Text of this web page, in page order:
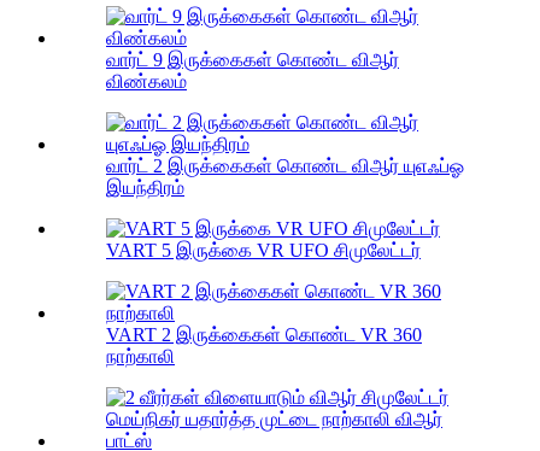
வார்ட் 9 இருக்கைகள் கொண்ட விஆர்
விண்கலம்
வார்ட் 2 இருக்கைகள் கொண்ட விஆர் யுஎஃப்ஓ
இயந்திரம்
VART 5 இருக்கை VR UFO சிமுலேட்டர்
VART 2 இருக்கைகள் கொண்ட VR 360
நாற்காலி